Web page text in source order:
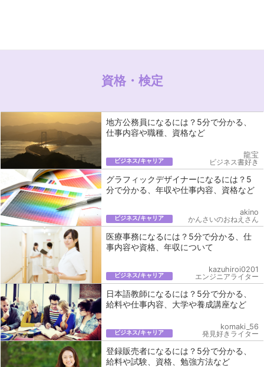
資格・検定
地方公務員になるには？5分で分かる、
仕事内容や職種、資格など
ビジネス/キャリア
龍宝
ビジネス書好き
グラフィックデザイナーになるには？5
分で分かる、年収や仕事内容、資格など
ビジネス/キャリア
akino
かんさいのおねえさん
医療事務になるには？5分で分かる、仕
事内容や資格、年収について
ビジネス/キャリア
kazuhiroi0201
エンジニアライター
日本語教師になるには？5分で分かる、
給料や仕事内容、大学や養成講座など
ビジネス/キャリア
komaki_56
発見好きライター
登録販売者になるには？5分で分かる、
給料や試験、資格、勉強方法など